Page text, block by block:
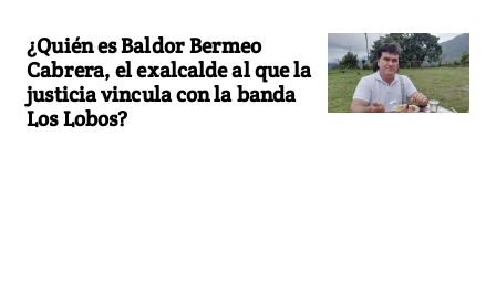
¿Quién es Baldor Bermeo
Cabrera, el exalcalde al que la
justicia vincula con la banda
Los Lobos?